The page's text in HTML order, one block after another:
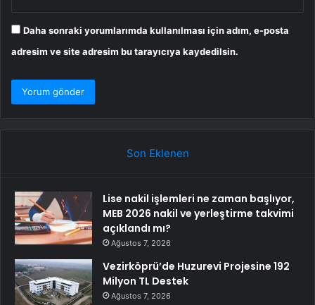
Daha sonraki yorumlarımda kullanılması için adım, e-posta
adresim ve site adresim bu tarayıcıya kaydedilsin.
Son Eklenen
Lise nakil işlemleri ne zaman başlıyor,
MEB 2026 nakil ve yerleştirme takvimi
açıklandı mı?
Ağustos 7, 2026
Vezirköprü’de Huzurevi Projesine 192
Milyon TL Destek
Ağustos 7, 2026